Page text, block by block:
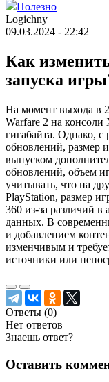
Полезно
Logichny
09.03.2024 - 22:42
Как
запуска
На момент выхода в
Warfare 2 на консоли
гигабайта. Однако, с
обновлений, размер
выпуском
обновлений, объем
учитывать, что на
PlayStation, размер
360 из-за различий в
данных. В
и добавлением
изменчивым и
источники или
Ответы (0)
Нет ответов
Знаешь ответ?
Оставить